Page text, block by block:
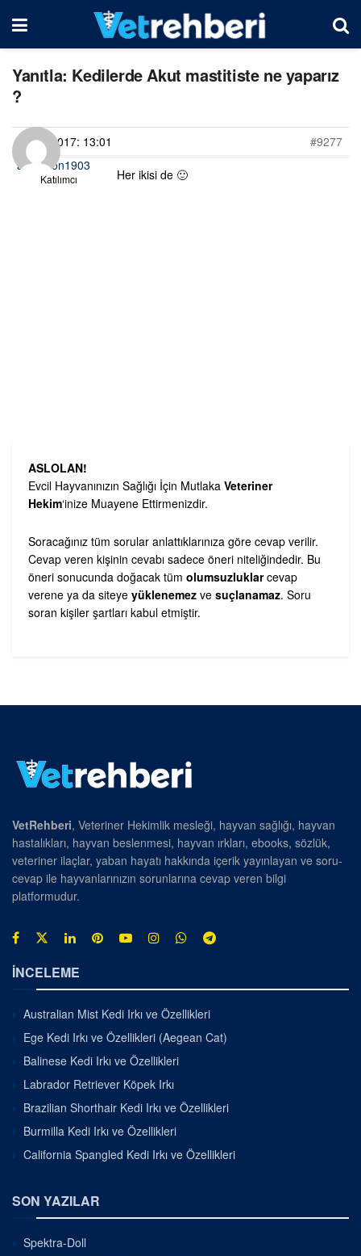
Yanıtla: Kedilerde Akut mastitiste ne yaparız
?
29/06/2017: 13:01
#9277
acromion1903
Katılımcı Her ikisi de 🙂
ASLOLAN!
Evcil Hayvanınızın Sağlığı İçin Mutlaka Veteriner
Hekim‘inize Muayene Ettirmenizdir.
Soracağınız tüm sorular anlattıklarınıza göre cevap verilir.
Cevap veren kişinin cevabı sadece öneri niteliğindedir. Bu
öneri sonucunda doğacak tüm olumsuzluklarcevap
verene ya da siteye yüklenemez ve suçlanamaz. Soru
soran kişiler şartları kabul etmiştir.
VetRehberi, Veteriner Hekimlik mesleği, hayvan sağlığı, hayvan
hastalıkları, hayvan beslenmesi, hayvan ırkları, ebooks, sözlük,
veteriner ilaçlar, yaban hayatı hakkında içerik yayınlayan ve soru-
cevap ile hayvanlarınızın sorunlarına cevap veren bilgi
platformudur.
İNCELEME
Australian Mist Kedi Irkı ve Özellikleri
Ege Kedi Irkı ve Özellikleri (Aegean Cat)
Balinese Kedi Irkı ve Özellikleri
Labrador Retriever Köpek Irkı
Brazilian Shorthair Kedi Irkı ve Özellikleri
Burmilla Kedi Irkı ve Özellikleri
California Spangled Kedi Irkı ve Özellikleri
SON YAZILAR
Spektra-Doll